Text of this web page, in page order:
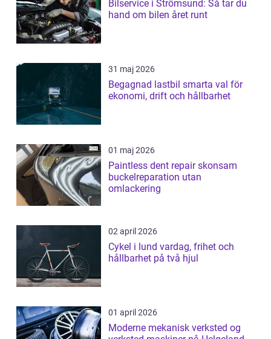
Bilservice i Strömsund: Så tar du
hand om bilen året runt
31 maj 2026
Begagnad lastbil smarta val för
ekonomi, drift och hållbarhet
01 maj 2026
Paintless dent repair skonsam
buckelreparation utan
omlackering
02 april 2026
Cykel i lund vardag, frihet och
hållbarhet på två hjul
01 april 2026
Moderne mekanisk verksted og